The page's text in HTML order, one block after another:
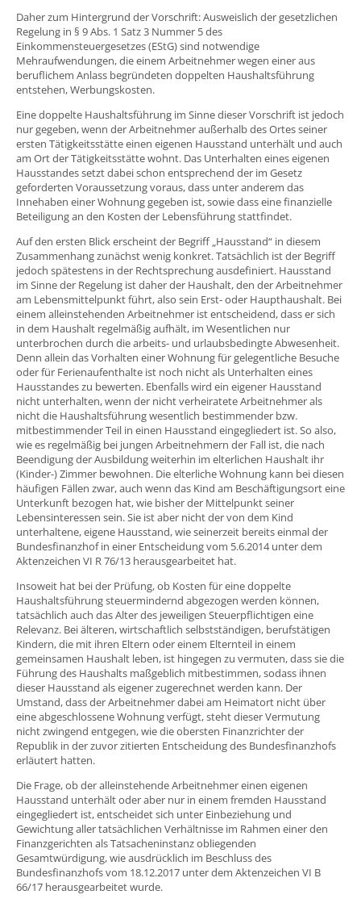
Daher zum Hintergrund der Vorschrift: Ausweislich der gesetzlichen
Regelung in § 9 Abs. 1 Satz 3 Nummer 5 des
Einkommensteuergesetzes (EStG) sind notwendige
Mehraufwendungen, die einem Arbeitnehmer wegen einer aus
beruflichem Anlass begründeten doppelten Haushaltsführung
entstehen, Werbungskosten.
Eine doppelte Haushaltsführung im Sinne dieser Vorschrift ist jedoch
nur gegeben, wenn der Arbeitnehmer außerhalb des Ortes seiner
ersten Tätigkeitsstätte einen eigenen Hausstand unterhält und auch
am Ort der Tätigkeitsstätte wohnt. Das Unterhalten eines eigenen
Hausstandes setzt dabei schon entsprechend der im Gesetz
geforderten Voraussetzung voraus, dass unter anderem das
Innehaben einer Wohnung gegeben ist, sowie dass eine finanzielle
Beteiligung an den Kosten der Lebensführung stattfindet.
Auf den ersten Blick erscheint der Begriff „Hausstand“ in diesem
Zusammenhang zunächst wenig konkret. Tatsächlich ist der Begriff
jedoch spätestens in der Rechtsprechung ausdefiniert. Hausstand
im Sinne der Regelung ist daher der Haushalt, den der Arbeitnehmer
am Lebensmittelpunkt führt, also sein Erst- oder Haupthaushalt. Bei
einem alleinstehenden Arbeitnehmer ist entscheidend, dass er sich
in dem Haushalt regelmäßig aufhält, im Wesentlichen nur
unterbrochen durch die arbeits- und urlaubsbedingte Abwesenheit.
Denn allein das Vorhalten einer Wohnung für gelegentliche Besuche
oder für Ferienaufenthalte ist noch nicht als Unterhalten eines
Hausstandes zu bewerten. Ebenfalls wird ein eigener Hausstand
nicht unterhalten, wenn der nicht verheiratete Arbeitnehmer als
nicht die Haushaltsführung wesentlich bestimmender bzw.
mitbestimmender Teil in einen Hausstand eingegliedert ist. So also,
wie es regelmäßig bei jungen Arbeitnehmern der Fall ist, die nach
Beendigung der Ausbildung weiterhin im elterlichen Haushalt ihr
(Kinder-) Zimmer bewohnen. Die elterliche Wohnung kann bei diesen
häufigen Fällen zwar, auch wenn das Kind am Beschäftigungsort eine
Unterkunft bezogen hat, wie bisher der Mittelpunkt seiner
Lebensinteressen sein. Sie ist aber nicht der von dem Kind
unterhaltene, eigene Hausstand, wie seinerzeit bereits einmal der
Bundesfinanzhof in einer Entscheidung vom 5.6.2014 unter dem
Aktenzeichen VI R 76/13 herausgearbeitet hat.
Insoweit hat bei der Prüfung, ob Kosten für eine doppelte
Haushaltsführung steuermindernd abgezogen werden können,
tatsächlich auch das Alter des jeweiligen Steuerpflichtigen eine
Relevanz. Bei älteren, wirtschaftlich selbstständigen, berufstätigen
Kindern, die mit ihren Eltern oder einem Elternteil in einem
gemeinsamen Haushalt leben, ist hingegen zu vermuten, dass sie die
Führung des Haushalts maßgeblich mitbestimmen, sodass ihnen
dieser Hausstand als eigener zugerechnet werden kann. Der
Umstand, dass der Arbeitnehmer dabei am Heimatort nicht über
eine abgeschlossene Wohnung verfügt, steht dieser Vermutung
nicht zwingend entgegen, wie die obersten Finanzrichter der
Republik in der zuvor zitierten Entscheidung des Bundesfinanzhofs
erläutert hatten.
Die Frage, ob der alleinstehende Arbeitnehmer einen eigenen
Hausstand unterhält oder aber nur in einem fremden Hausstand
eingegliedert ist, entscheidet sich unter Einbeziehung und
Gewichtung aller tatsächlichen Verhältnisse im Rahmen einer den
Finanzgerichten als Tatsacheninstanz obliegenden
Gesamtwürdigung, wie ausdrücklich im Beschluss des
Bundesfinanzhofs vom 18.12.2017 unter dem Aktenzeichen VI B
66/17 herausgearbeitet wurde.